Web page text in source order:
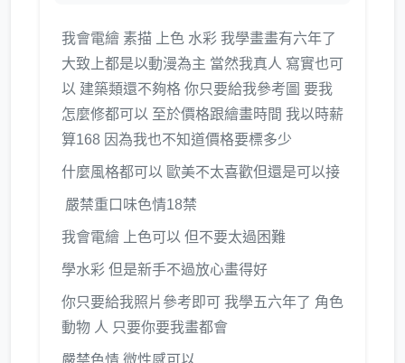
我會電繪 素描 上色 水彩 我學畫畫有六年了
大致上都是以動漫為主 當然我真人 寫實也可
以 建築類還不夠格 你只要給我參考圖 要我
怎麼修都可以 至於價格跟繪畫時間 我以時薪
算168 因為我也不知道價格要標多少
什麼風格都可以 歐美不太喜歡但還是可以接
嚴禁重口味色情18禁
我會電繪 上色可以 但不要太過困難
學水彩 但是新手不過放心畫得好
你只要給我照片參考即可 我學五六年了 角色
動物 人 只要你要我畫都會
嚴禁色情 微性感可以